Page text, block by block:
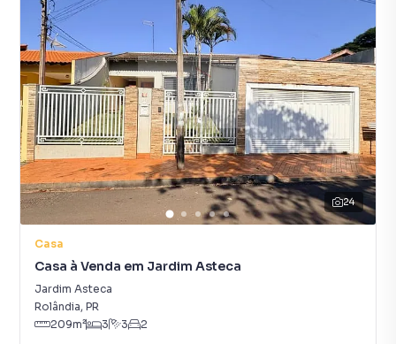
24
Casa
Casa à Venda em Jardim Asteca
Jardim Asteca
Rolândia, PR
209m² 3 3 2